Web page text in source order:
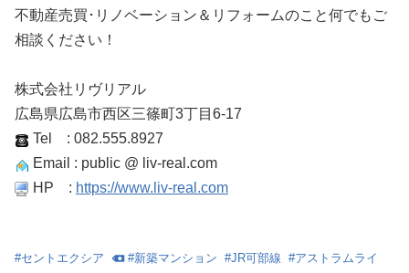
不動産売買･リノベーション＆リフォームのこと何でもご
相談ください！
株式会社リヴリアル
広島県広島市西区三篠町3丁目6-17
Tel : 082.555.8927
Email : public @ liv-real.com
HP : https://www.liv-real.com
#セントエクシア #新築マンション #JR可部線 #アストラムライ